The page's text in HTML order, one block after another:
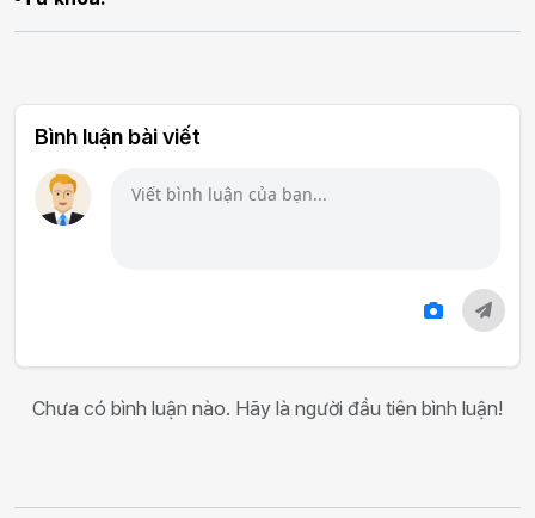
Bình luận bài viết
Chưa có bình luận nào. Hãy là người đầu tiên bình luận!